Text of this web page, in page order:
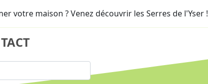
votre maison ? Venez découvrir les Serres de l'Yser !